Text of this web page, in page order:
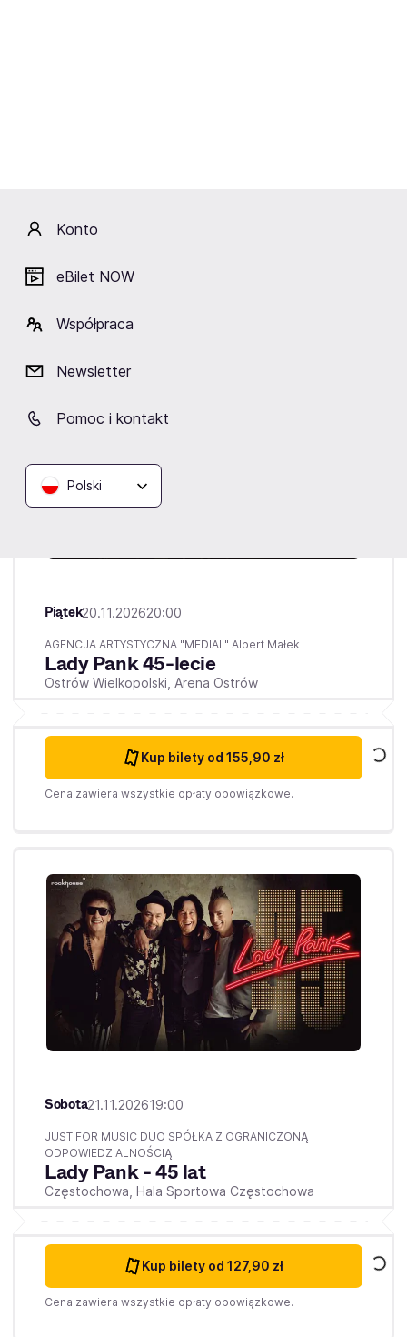
Konto
eBilet NOW
Współpraca
Newsletter
Pomoc i kontakt
Polski
Piątek20.11.202620:00
AGENCJA ARTYSTYCZNA "MEDIAL" Albert Małek
Lady Pank 45-lecie
Ostrów Wielkopolski, Arena Ostrów
Kup bilety od 155,90 zł
Cena zawiera wszystkie opłaty obowiązkowe.
Sobota21.11.202619:00
JUST FOR MUSIC DUO SPÓŁKA Z OGRANICZONĄ
ODPOWIEDZIALNOŚCIĄ
Lady Pank - 45 lat
Częstochowa, Hala Sportowa Częstochowa
Kup bilety od 127,90 zł
Cena zawiera wszystkie opłaty obowiązkowe.